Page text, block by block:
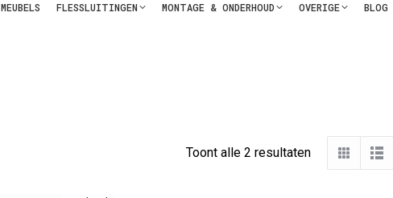
MEUBELS FLESSLUITINGEN MONTAGE & ONDERHOUD OVERIGE BLOG
Toont alle 2 resultatenGesorteerd